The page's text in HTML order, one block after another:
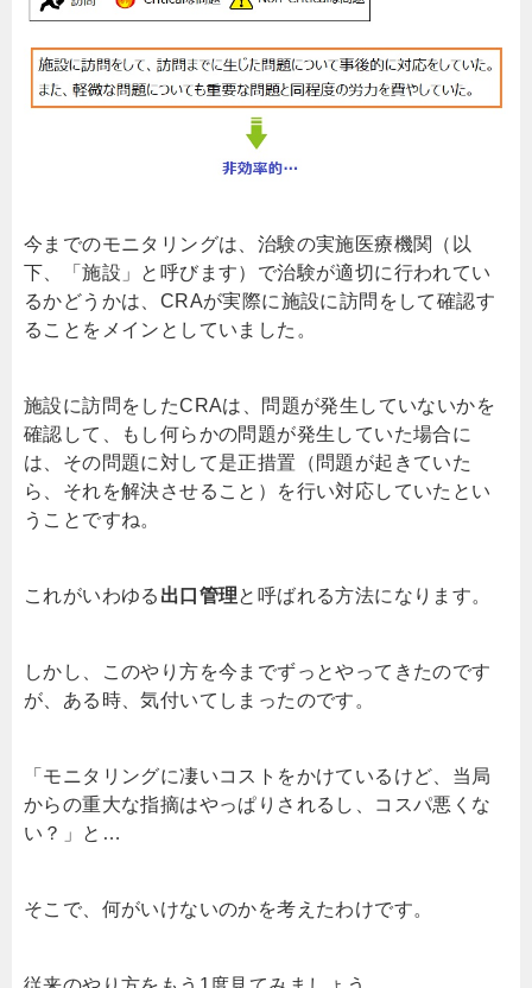
今までのモニタリングは、治験の実施医療機関（以
下、「施設」と呼びます）で治験が適切に行われてい
るかどうかは、 CRAが実際に施設に訪問をして確認す
ることをメインとしていました。
施設に訪問をしたCRAは、問題が発生していないかを
確認して、もし何らかの問題が発生していた場合に
は、その問題に対して是正措置（問題が起きていた
ら、それを解決させること）を行い対応していたとい
うことですね。
これがいわゆる 出口管理と呼ばれる方法になります。
しかし、このやり方を今までずっとやってきたのです
が、ある時、気付いてしまったのです。
「モニタリングに凄いコストをかけているけど、当局
からの重大な指摘はやっぱりされるし、コスパ悪くな
い？」と…
そこで、何がいけないのかを考えたわけです。